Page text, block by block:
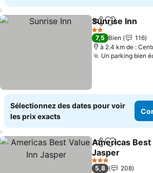
PartagerAjouter à
Sunrise Inn
2 Étoiles
7,5 Bien
116
à 2.4 km de :
Un parking bien
Sélectionnez des dates pour voir
les prix exacts
PartagerAjouter à
Americas Best
Jasper
Consulter les
3 Étoiles
5,8
208